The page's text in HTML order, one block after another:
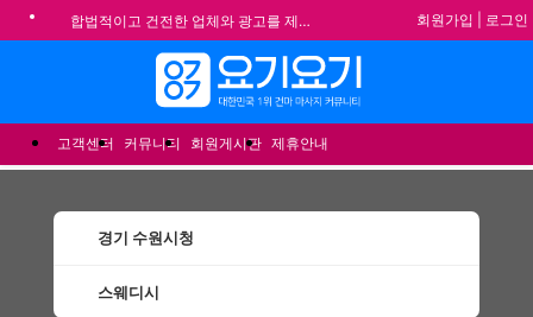
합법적이고 건전한 업체와 광고를 제휴합니다.
★요기요기 설 연휴 휴무 안내★
★ 요기요기 업체회원 안내사항 ★
불건전한 게시글은 삭제 및 회원탈퇴 됩니다.
회원가입 로그인
고객센터 커뮤니티 회원게시판 제휴안내
경기 수원시청
스웨디시